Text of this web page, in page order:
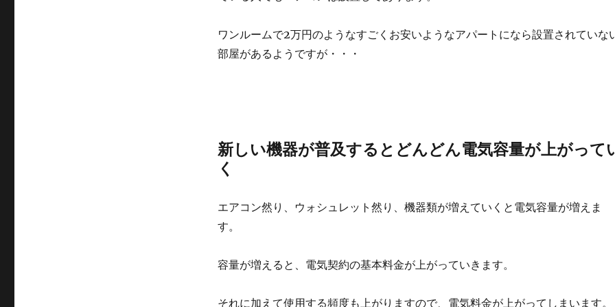
ワンルームで2万円のようなすごくお安いようなアパートになら設置されていな
部屋があるようですが・・・
新しい機器が普及するとどんどん電気容量が上がって
く
エアコン然り、ウォシュレット然り、機器類が増えていくと電気容量が増えま
す。
容量が増えると、電気契約の基本料金が上がっていきます。
それに加えて使用する頻度も上がりますので、電気料金が上がってしまいます。